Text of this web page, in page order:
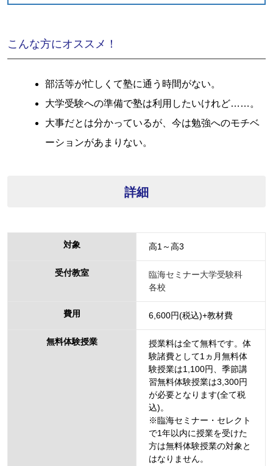
こんな方にオススメ！
部活等が忙しくて塾に通う時間がない。
大学受験への準備で塾は利用したいけれど……。
大事だとは分かっているが、今は勉強へのモチベ
ーションがあまりない。
詳細
対象 高1～高3
受付教室
臨海セミナー大学受験科
各校
費用 6,600円(税込)+教材費
無料体験授業
授業料は全て無料です。体
験諸費として1ヵ月無料体
験授業は1,100円、季節講
習無料体験授業は3,300円
が必要となります(全て税
込)。
※臨海セミナー・セレクト
で1年以内に授業を受けた
方は無料体験授業の対象と
はなりません。